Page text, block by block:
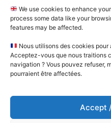
We use cookies to enhance
process some data like your
features may be affected.
Nous utilisons des cookies
Acceptez-vous que nous traitions
navigation ? Vous pouvez refuser,
pourraient être affectées.
Accept
Guide d'inscription/
Conseil d'administration
Secrétariat
A propos de nous